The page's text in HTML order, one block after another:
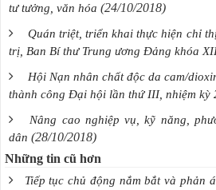
tư tưởng, văn hóa (24/10/2018)
Quán triệt, triển khai thực hiện chỉ
trị, Ban Bí thư Trung ương Đảng khóa
Hội Nạn nhân chất độc da cam/
thành công Đại hội lần thứ III, nhiệm kỳ
Nâng cao nghiệp vụ, kỹ năng,
dân (28/10/2018)
Những tin cũ hơn
Tiếp tục chủ động nắm bắt và phản